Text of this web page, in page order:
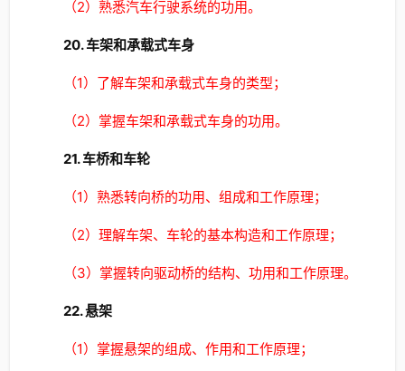
（2）熟悉汽车行驶系统的功用。
20. 车架和承载式车身
（1）了解车架和承载式车身的类型；
（2）掌握车架和承载式车身的功用。
21. 车桥和车轮
（1）熟悉转向桥的功用、组成和工作原理；
（2）理解车架、车轮的基本构造和工作原理；
（3）掌握转向驱动桥的结构、功用和工作原理。
22. 悬架
（1）掌握悬架的组成、作用和工作原理；